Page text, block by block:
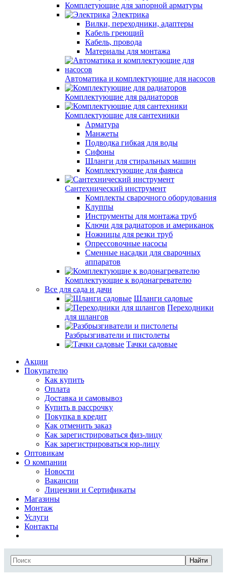
Комплетующие для запорной арматуры
Электрика
Вилки, переходники, адаптеры
Кабель греющий
Кабель, провода
Материалы для монтажа
Автоматика и комплектующие для насосов
Комплектующие для радиаторов
Комплектующие для сантехники
Арматура
Манжеты
Подводка гибкая для воды
Сифоны
Шланги для стиральных машин
Комплектующие для фаянса
Сантехнический инструмент
Комплекты сварочного оборудования
Клуппы
Инструменты для монтажа труб
Ключи для радиаторов и американок
Ножницы для резки труб
Опрессовочные насосы
Сменные насадки для сварочных
аппаратов
Комплектующие к водонагревателю
Все для сада и дачи
Шланги садовые
Переходники
для шлангов
Разбрызгиватели и пистолеты
Тачки садовые
Акции
Покупателю
Как купить
Оплата
Доставка и самовывоз
Купить в рассрочку
Покупка в кредит
Как отменить заказ
Как зарегистрироваться физ-лицу
Как зарегистрироваться юр-лицу
Оптовикам
О компании
Новости
Вакансии
Лицензии и Сертификаты
Магазины
Монтаж
Услуги
Контакты
Найти